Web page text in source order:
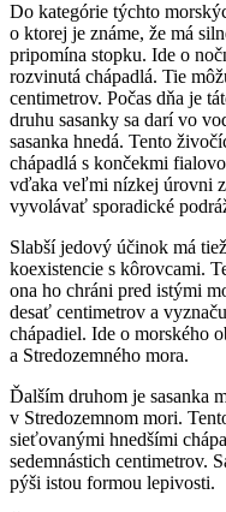
Do kategórie týchto
o ktorej je známe, že má
pripomína stopku. Ide o
rozvinutá chápadlá. Tie
centimetrov. Počas dňa je
druhu sasanky sa darí vo
sasanka hnedá. Tento
chápadlá s končekmi
vďaka veľmi nízkej úrovni
vyvolávať sporadické
Slabší jedový účinok má
koexistencie s kôrovcami.
ona ho chráni pred istými
desať centimetrov a
chápadiel. Ide o morského
a Stredozemného mora.
Ďalším druhom je sasanka
v Stredozemnom mori.
sieťovanými hnedšími
sedemnástich centimetrov.
pýši istou formou lepivosti.